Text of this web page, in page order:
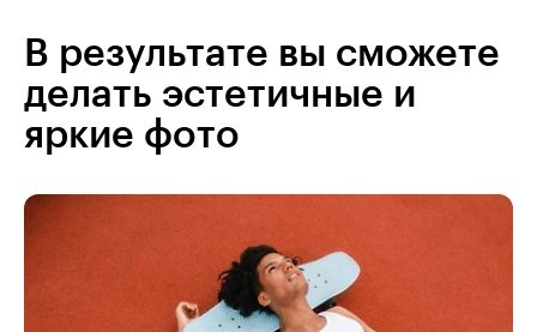
В результате вы сможете
делать эстетичные и
яркие фото